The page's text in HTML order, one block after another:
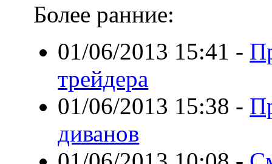
Более ранние:
01/06/2013 15:41 -
трейдера
01/06/2013 15:38 -
диванов